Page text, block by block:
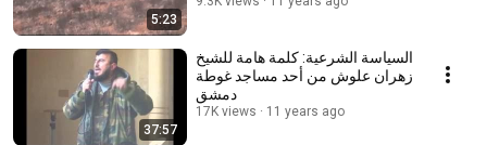
5:23
37:57
السياسة الشرعية: كلمة هامة للشيخ
زهران علوش من أحد مساجد غوطة
دمشق
17K views 11 years ago